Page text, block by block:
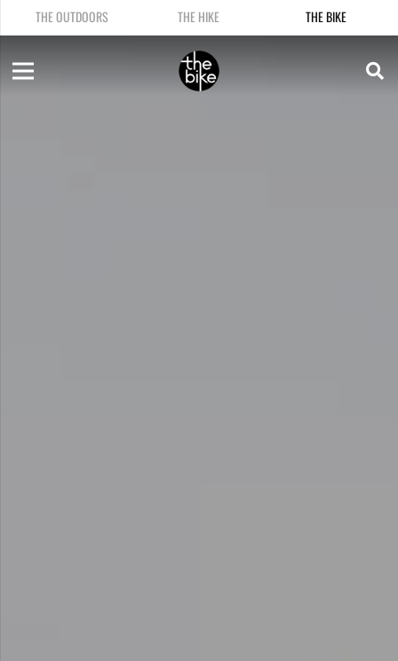
THE OUTDOORS THE HIKE THE BIKE